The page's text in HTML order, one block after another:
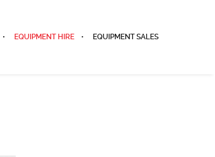
EQUIPMENT HIRE EQUIPMENT SALES